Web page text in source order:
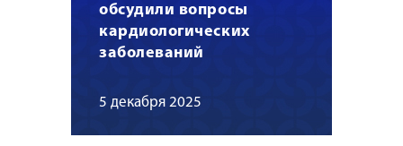
обсудили вопросы
кардиологических
заболеваний
5 декабря 2025